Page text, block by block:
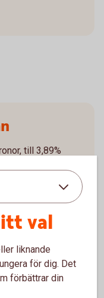
till 3,89%
och en
effektiv ränta på
amortering
är oförändrad
kronor.
val
liknande
för dig. Det
förbättrar din